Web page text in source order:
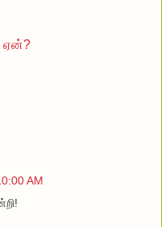
ஏன்?
AM